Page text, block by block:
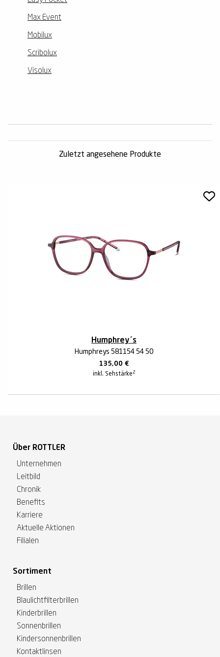
Max Event
Mobilux
Scribolux
Visolux
Zuletzt angesehene Produkte
Humphrey´s
Humphreys 581154 54 50
135,00 €
inkl. Sehstärke 2
Über ROTTLER
Unternehmen
Leitbild
Chronik
Benefits
Karriere
Aktuelle Aktionen
Filialen
Sortiment
Brillen
Blaulichtfilterbrillen
Kinderbrillen
Sonnenbrillen
Kindersonnenbrillen
Kontaktlinsen